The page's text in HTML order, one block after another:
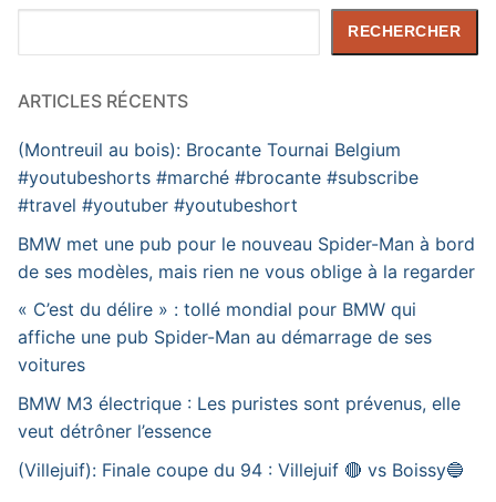
RECHERCHER
ARTICLES RÉCENTS
(Montreuil au bois): Brocante Tournai Belgium
#youtubeshorts #marché #brocante #subscribe
#travel #youtuber #youtubeshort
BMW met une pub pour le nouveau Spider-Man à bord
de ses modèles, mais rien ne vous oblige à la regarder
« C’est du délire » : tollé mondial pour BMW qui
affiche une pub Spider-Man au démarrage de ses
voitures
BMW M3 électrique : Les puristes sont prévenus, elle
veut détrôner l’essence
(Villejuif): Finale coupe du 94 : Villejuif 🔴 vs Boissy🔵